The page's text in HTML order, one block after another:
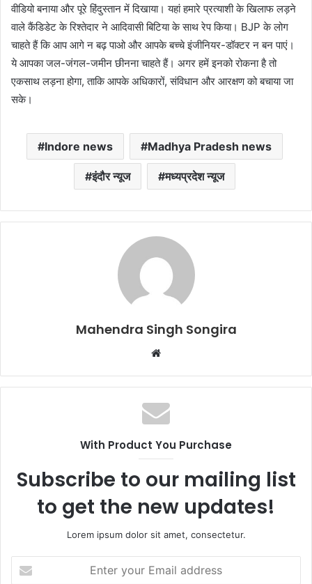
वीडियो बनाया और पूरे हिंदुस्तान में दिखाया। यहां हमारे प्रत्याशी के खिलाफ लड़ने
वाले कैंडिडेट के रिश्तेदार ने आदिवासी बिटिया के साथ रेप किया। BJP के लोग
चाहते हैं कि आप आगे न बढ़ पाओ और आपके बच्चे इंजीनियर-डॉक्टर न बन पाएं।
ये आपका जल-जंगल-जमीन छीनना चाहते हैं। अगर हमें इनको रोकना है तो
एकसाथ लड़ना होगा, ताकि आपके अधिकारों, संविधान और आरक्षण को बचाया जा
सके।
Indore news Madhya Pradesh news
इंदौर न्यूज मध्यप्रदेश न्यूज
Mahendra Singh Songira
Website
With Product You Purchase
Subscribe to our mailing list
to get the new updates!
Lorem ipsum dolor sit amet, consectetur.
your